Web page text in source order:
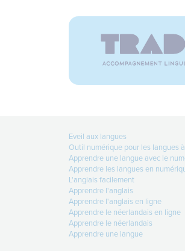
Eveil aux langues
Outil numérique pour les langues
Apprendre une langue avec le
Apprendre les langues en
L'anglais facilement
Apprendre l'anglais
Apprendre l'anglais en ligne
Apprendre le néerlandais en ligne
Apprendre le néerlandais
Apprendre une langue